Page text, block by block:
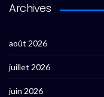
Archives
août 2026
juillet 2026
juin 2026